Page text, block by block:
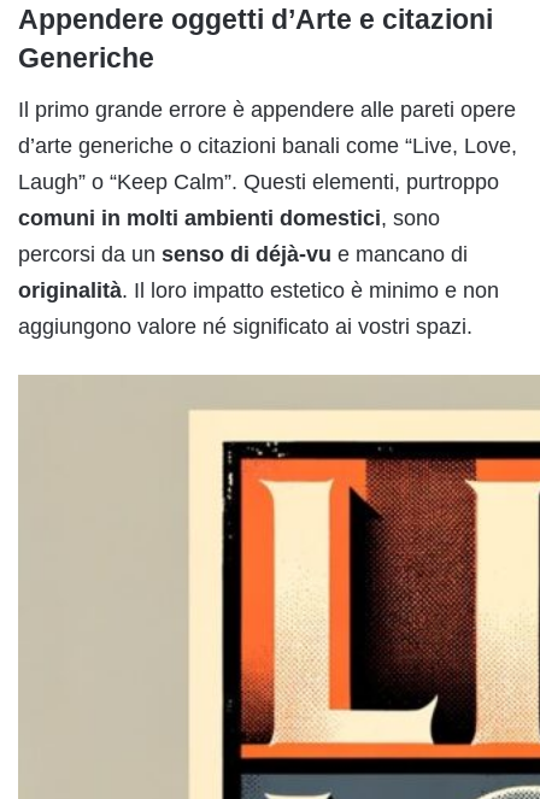
Appendere oggetti d’Arte e citazioni
Generiche
Il primo grande errore è appendere alle pareti opere
d’arte generiche o citazioni banali come “Live, Love,
Laugh” o “Keep Calm”. Questi elementi, purtroppo
comuni in molti ambienti domestici, sono
percorsi da un senso di déjà-vu e mancano di
originalità. Il loro impatto estetico è minimo e non
aggiungono valore né significato ai vostri spazi.